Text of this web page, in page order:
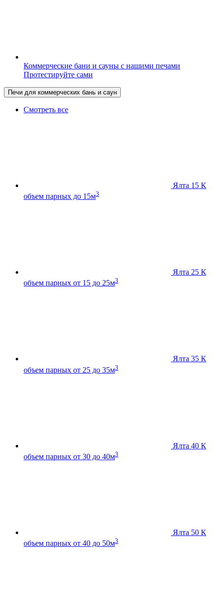
Коммерческие бани и сауны с нашими печами
Протестируйте сами
Печи для коммерческих бань и саун
Смотреть все
Ялта 15 К
объем парных до 15м3
Ялта 25 К
объем парных от 15 до 25м3
Ялта 35 К
объем парных от 25 до 35м3
Ялта 40 К
объем парных от 30 до 40м3
Ялта 50 К
объем парных от 40 до 50м3